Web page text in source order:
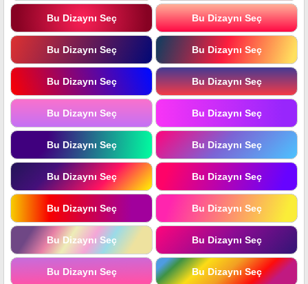
Bu Dizaynı Seç Bu Dizaynı Seç
Bu Dizaynı Seç Bu Dizaynı Seç
Bu Dizaynı Seç Bu Dizaynı Seç
Bu Dizaynı Seç Bu Dizaynı Seç
Bu Dizaynı Seç Bu Dizaynı Seç
Bu Dizaynı Seç Bu Dizaynı Seç
Bu Dizaynı Seç Bu Dizaynı Seç
Bu Dizaynı Seç Bu Dizaynı Seç
Bu Dizaynı Seç Bu Dizaynı Seç